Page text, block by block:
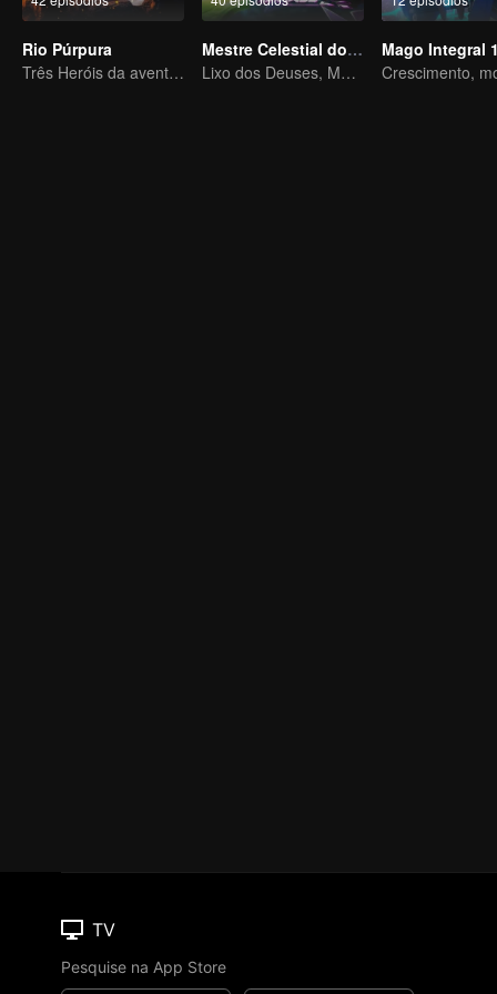
Rio Púrpura
Três Heróis da aventura de Zichuan no Continente Xichuan
Mestre Celestial do Ferro Velho
Lixo dos Deuses, Matando os Inimigos do Céu
Mago Integral 1
TV
Pesquise na App Store